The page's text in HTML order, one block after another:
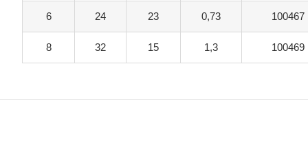
6 24 23 0,73 100467
8 32 15 1,3 100469